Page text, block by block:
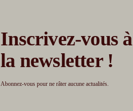
Inscrivez-vous à
la newsletter !
Abonnez-vous pour ne râter aucune actualités.